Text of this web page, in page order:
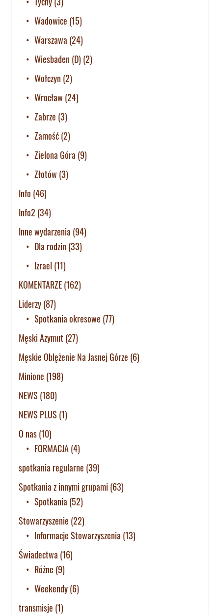
Wadowice (15)
Warszawa (24)
Wiesbaden (D) (2)
Wołczyn (2)
Wrocław (24)
Zabrze (3)
Zamość(2)
Zielona Góra (9)
Złotów (3)
Info (46)
Info2 (34)
Inne wydarzenia (94)
Dla rodzin (33)
Izrael (11)
KOMENTARZE(162)
Liderzy(87)
Spotkania okresowe (77)
Męski Azymut (27)
Męskie Oblężenie Na Jasnej Górze (6)
Minione (198)
NEWS (180)
NEWS PLUS (1)
O nas(10)
FORMACJA(4)
spotkania regularne (39)
Spotkania z innymi grupami (63)
Spotkania (52)
Stowarzyszenie (22)
Informacje Stowarzyszenia (13)
Świadectwa (16)
Różne (9)
Weekendy(6)
transmisje (1)